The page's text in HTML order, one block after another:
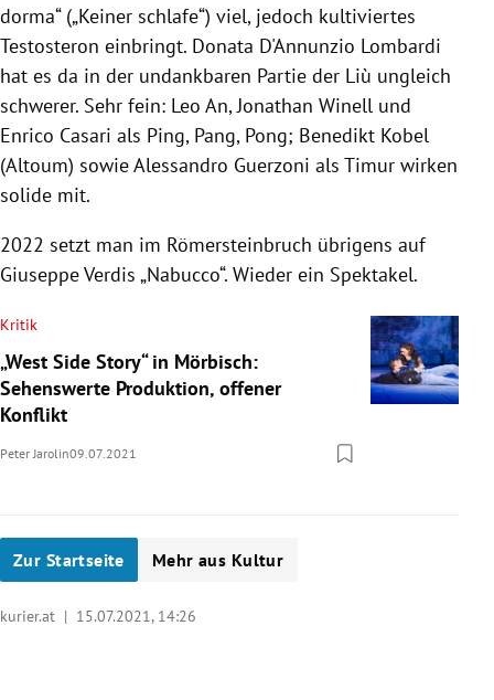
dorma“ („Keiner schlafe“) viel, jedoch kultiviertes
Testosteron einbringt. Donata D'Annunzio Lombardi
hat es da in der undankbaren Partie der Liù ungleich
schwerer. Sehr fein: Leo An, Jonathan Winell und
Enrico Casari als Ping, Pang, Pong; Benedikt Kobel
(Altoum) sowie Alessandro Guerzoni als Timur wirken
solide mit.
2022 setzt man im Römersteinbruch übrigens auf
Giuseppe Verdis „Nabucco“. Wieder ein Spektakel.
Kritik
„West Side Story“ in Mörbisch:
Sehenswerte Produktion, offener
Konflikt
Peter Jarolin09.07.2021
Zur Startseite Mehr aus Kultur
kurier.at | 15.07.2021, 14:26